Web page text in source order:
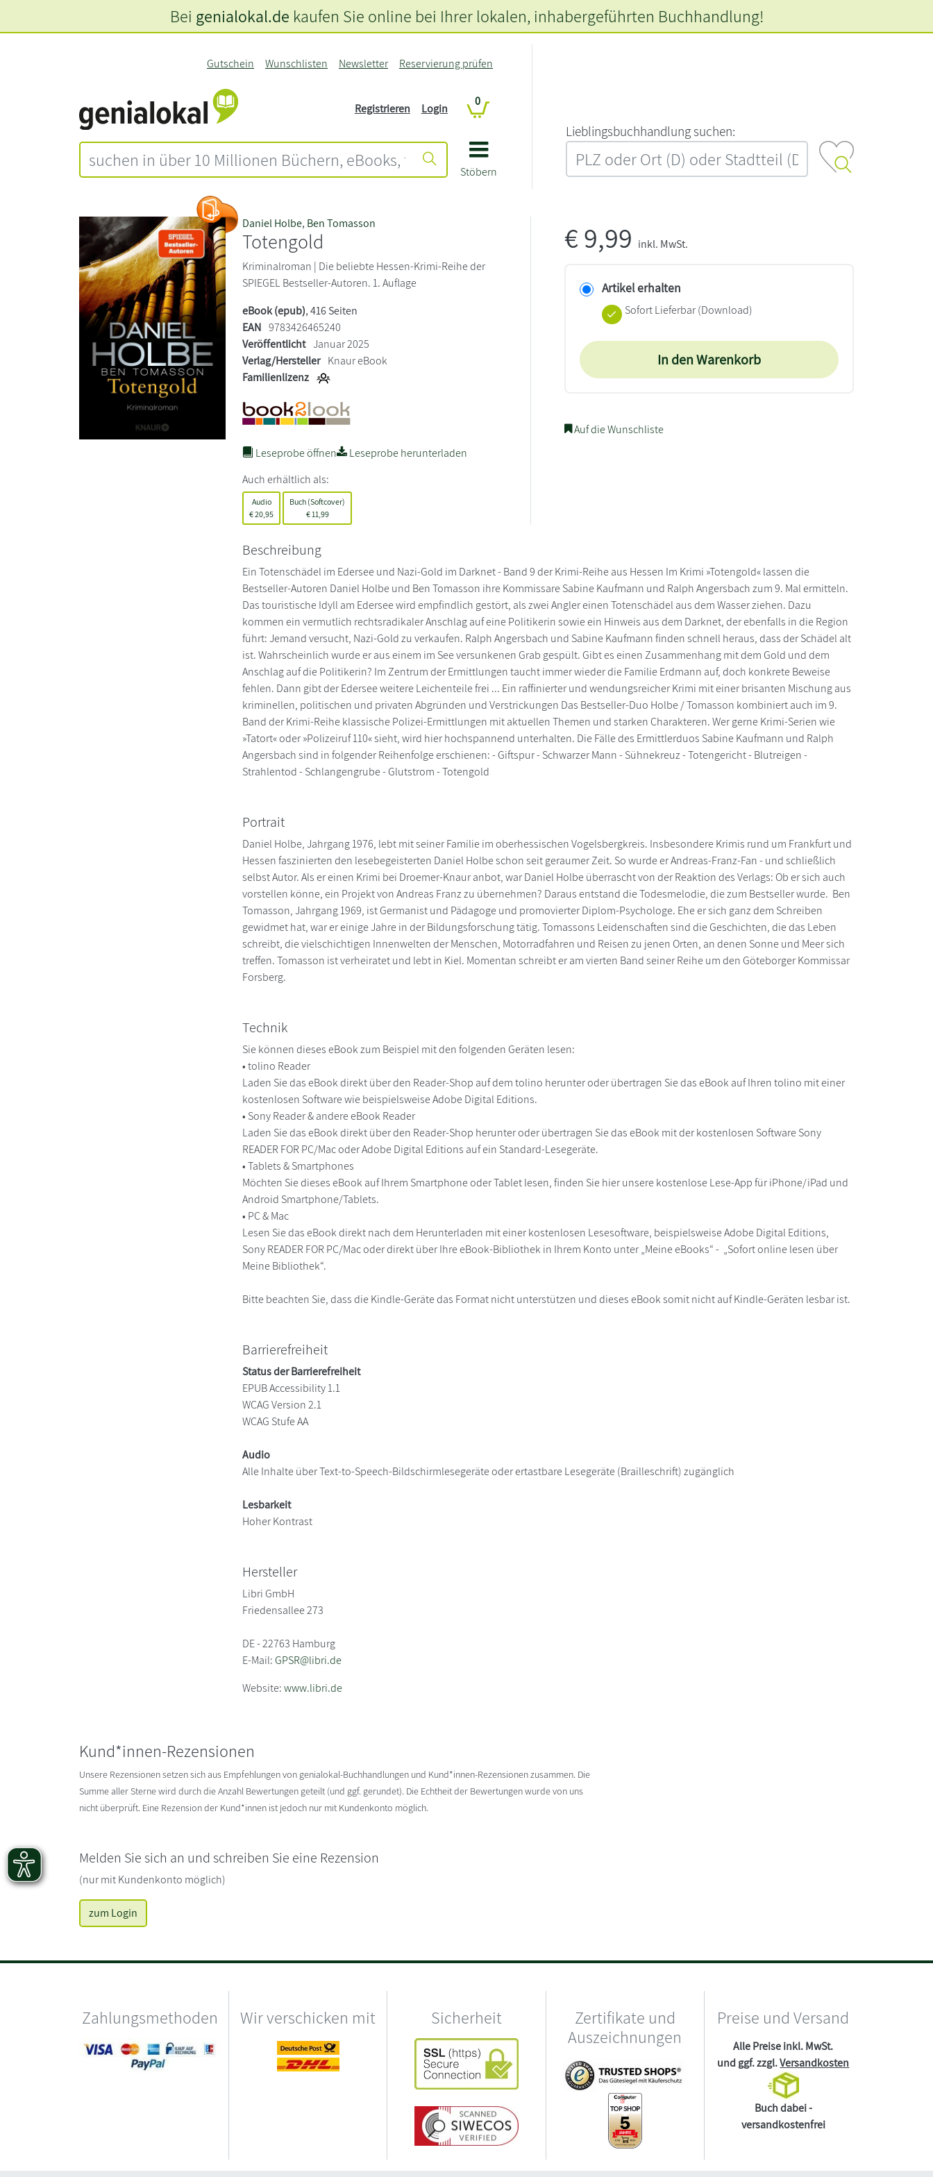
Stöbern
Gutschein Wunschlisten Newsletter Reservierung prüfen
Registrieren Login
0
L‍i‍e‍b‍l‍i‍n‍g‍s‍b‍u‍c‍h‍h‍a‍n‍d‍l‍u‍n‍g‍ ‍s‍u‍c‍h‍e‍n‍:‍
Bei genialokal.de kaufen Sie online bei Ihrer lokalen, inhabergeführten Buchhandlung!
Daniel Holbe, Ben Tomasson
Totengold
Kriminalroman | Die beliebte Hessen-Krimi-Reihe der
SPIEGEL Bestseller-Autoren. 1. Auflage
eBook (epub), 416 Seiten
EAN 9783426465240
Veröffentlicht Januar 2025
Verlag/Hersteller Knaur eBook
Familienlizenz
Leseprobe öffnen
Leseprobe herunterladen
Auch erhältlich als:
Audio
€20,95
Buch (Softcover)
€11,99
€9,99 inkl. MwSt.
Artikel erhalten
Sofort Lieferbar (Download)
In den Warenkorb
Auf die Wunschliste
Beschreibung
Ein Totenschädel im Edersee und Nazi-Gold im Darknet - Band 9 der Krimi-Reihe aus Hessen Im Krimi »Totengold« lassen die
Bestseller-Autoren Daniel Holbe und Ben Tomasson ihre Kommissare Sabine Kaufmann und Ralph Angersbach zum 9. Mal ermitteln.
Das touristische Idyll am Edersee wird empfindlich gestört, als zwei Angler einen Totenschädel aus dem Wasser ziehen. Dazu
kommen ein vermutlich rechtsradikaler Anschlag auf eine Politikerin sowie ein Hinweis aus dem Darknet, der ebenfalls in die Region
führt: Jemand versucht, Nazi-Gold zu verkaufen. Ralph Angersbach und Sabine Kaufmann finden schnell heraus, dass der Schädel alt
ist. Wahrscheinlich wurde er aus einem im See versunkenen Grab gespült. Gibt es einen Zusammenhang mit dem Gold und dem
Anschlag auf die Politikerin? Im Zentrum der Ermittlungen taucht immer wieder die Familie Erdmann auf, doch konkrete Beweise
fehlen. Dann gibt der Edersee weitere Leichenteile frei ... Ein raffinierter und wendungsreicher Krimi mit einer brisanten Mischung aus
kriminellen, politischen und privaten Abgründen und Verstrickungen Das Bestseller-Duo Holbe / Tomasson kombiniert auch im 9.
Band der Krimi-Reihe klassische Polizei-Ermittlungen mit aktuellen Themen und starken Charakteren. Wer gerne Krimi-Serien wie
»Tatort« oder »Polizeiruf 110« sieht, wird hier hochspannend unterhalten. Die Fälle des Ermittlerduos Sabine Kaufmann und Ralph
Angersbach sind in folgender Reihenfolge erschienen: - Giftspur - Schwarzer Mann - Sühnekreuz - Totengericht - Blutreigen -
Strahlentod - Schlangengrube - Glutstrom - Totengold
Portrait
Daniel Holbe, Jahrgang 1976, lebt mit seiner Familie im oberhessischen Vogelsbergkreis. Insbesondere Krimis rund um Frankfurt und
Hessen faszinierten den lesebegeisterten Daniel Holbe schon seit geraumer Zeit. So wurde er Andreas-Franz-Fan - und schließlich
selbst Autor. Als er einen Krimi bei Droemer-Knaur anbot, war Daniel Holbe überrascht von der Reaktion des Verlags: Ob er sich auch
vorstellen könne, ein Projekt von Andreas Franz zu übernehmen? Daraus entstand die Todesmelodie, die zum Bestseller wurde. Ben
Tomasson, Jahrgang 1969, ist Germanist und Pädagoge und promovierter Diplom-Psychologe. Ehe er sich ganz dem Schreiben
gewidmet hat, war er einige Jahre in der Bildungsforschung tätig. Tomassons Leidenschaften sind die Geschichten, die das Leben
schreibt, die vielschichtigen Innenwelten der Menschen, Motorradfahren und Reisen zu jenen Orten, an denen Sonne und Meer sich
treffen. Tomasson ist verheiratet und lebt in Kiel. Momentan schreibt er am vierten Band seiner Reihe um den Göteborger Kommissar
Forsberg.
Technik
Sie können dieses eBook zum Beispiel mit den folgenden Geräten lesen:
• tolino Reader
Laden Sie das eBook direkt über den Reader-Shop auf dem tolino herunter oder übertragen Sie das eBook auf Ihren tolino mit einer
kostenlosen Software wie beispielsweise Adobe Digital Editions.
• Sony Reader & andere eBook Reader
Laden Sie das eBook direkt über den Reader-Shop herunter oder übertragen Sie das eBook mit der kostenlosen Software Sony
READER FOR PC/Mac oder Adobe Digital Editions auf ein Standard-Lesegeräte.
• Tablets & Smartphones
Möchten Sie dieses eBook auf Ihrem Smartphone oder Tablet lesen, finden Sie hier unsere kostenlose Lese-App für iPhone/iPad und
Android Smartphone/Tablets.
• PC & Mac
Lesen Sie das eBook direkt nach dem Herunterladen mit einer kostenlosen Lesesoftware, beispielsweise Adobe Digital Editions,
Sony READER FOR PC/Mac oder direkt über Ihre eBook-Bibliothek in Ihrem Konto unter „Meine eBooks“ - „Sofort online lesen über
Meine Bibliothek“.
Bitte beachten Sie, dass die Kindle-Geräte das Format nicht unterstützen und dieses eBook somit nicht auf Kindle-Geräten lesbar ist.
Barrierefreiheit
Status der Barrierefreiheit
EPUB Accessibility 1.1
WCAG Version 2.1
WCAG Stufe AA
Audio
Alle Inhalte über Text-to-Speech-Bildschirmlesegeräte oder ertastbare Lesegeräte (Brailleschrift) zugänglich
Lesbarkeit
Hoher Kontrast
Hersteller
Libri GmbH
Friedensallee 273
DE - 22763 Hamburg
E-Mail:GPSR@libri.de
Website:www.libri.de
Kund*innen-Rezensionen
Unsere Rezensionen setzen sich aus Empfehlungen von genialokal-Buchhandlungen und Kund*innen-Rezensionen zusammen. Die
Summe aller Sterne wird durch die Anzahl Bewertungen geteilt (und ggf. gerundet). Die Echtheit der Bewertungen wurde von uns
nicht überprüft. Eine Rezension der Kund*innen ist jedoch nur mit Kundenkonto möglich.
Melden Sie sich an und schreiben Sie eine Rezension
(nur mit Kundenkonto möglich)
zum Login
Zahlungsmethoden Wir verschicken mit Sicherheit
Zertifikate und
Auszeichnungen
Preise und Versand
Alle Preise inkl. MwSt.
und ggf. zzgl.Versandkosten
Buch dabei -
versandkostenfrei